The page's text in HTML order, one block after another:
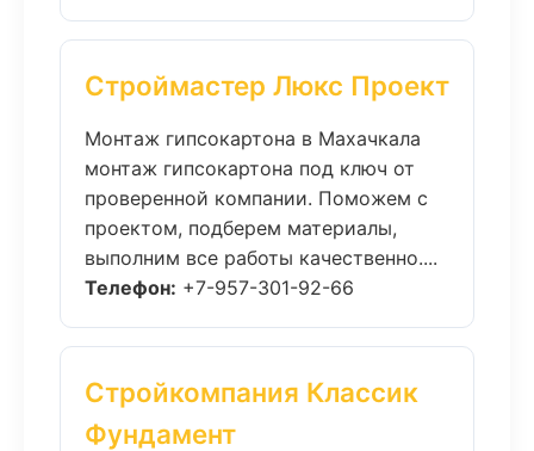
Строймастер Люкс Проект
Монтаж гипсокартона в Махачкала
монтаж гипсокартона под ключ от
проверенной компании. Поможем с
проектом, подберем материалы,
выполним все работы качественно....
Телефон: +7-957-301-92-66
Стройкомпания Классик
Фундамент